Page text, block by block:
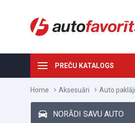
PREČU KATALOGS
Home Aksesuāri Auto paklāji
NORĀDI SAVU AUTO